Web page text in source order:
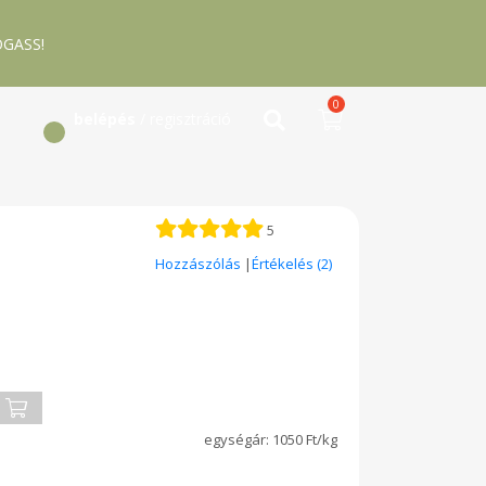
0
5
Hozzászólás |Értékelés (2)
1050 Ft/kg